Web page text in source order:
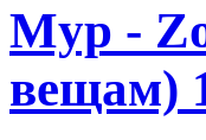
Myp -
вещам)